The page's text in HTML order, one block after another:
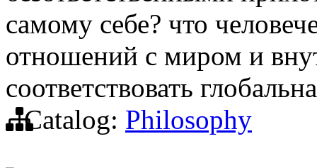
самому себе? что
отношений с миром и
соответствовать
Catalog: Philosophy